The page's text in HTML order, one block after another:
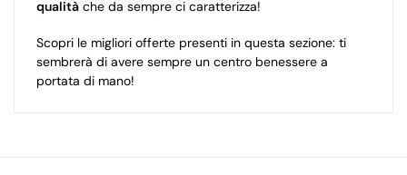
qualità che da sempre ci caratterizza!
Scopri le migliori offerte presenti in questa sezione: ti
sembrerà di avere sempre un centro benessere a
portata di mano!